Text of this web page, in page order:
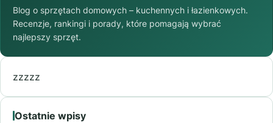
Blog o sprzętach domowych – kuchennych i łazienkowych.
Recenzje, rankingi i porady, które pomagają wybrać
najlepszy sprzęt.
zzzzz
Ostatnie wpisy